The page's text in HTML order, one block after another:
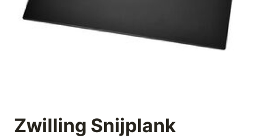
Zwilling Snijplank